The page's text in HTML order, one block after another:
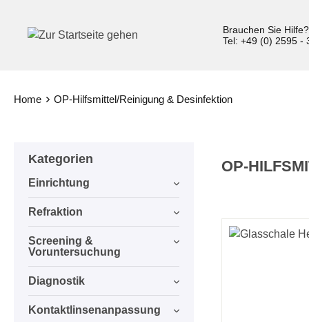
Brauchen Sie
Tel: +49 (0) 2595 -
Home OP-Hilfsmittel/Reinigung & Desinfektion
Kategorien
Einrichtung
Refraktion
Screening &
Voruntersuchung
Diagnostik
Kontaktlinsenanpassung
OP-